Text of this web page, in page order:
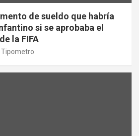
de sueldo que habría
si se aprobaba el
la FIFA
Tipometro